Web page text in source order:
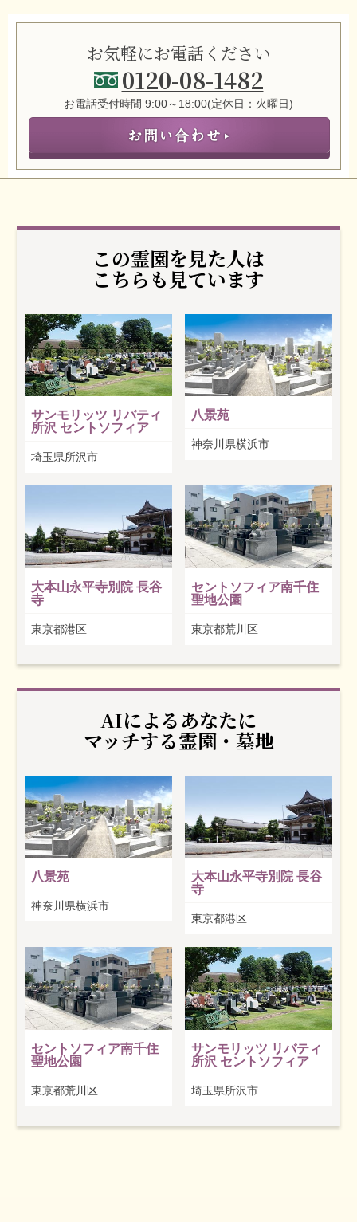
お気軽にお電話ください
0120-08-1482
お電話受付時間 9:00～18:00(定休日：火曜日)
この霊園を見た人は
こちらも見ています
サンモリッツ リバティ
所沢 セントソフィア
埼玉県所沢市
八景苑
神奈川県横浜市
大本山永平寺別院 長谷
寺
東京都港区
セントソフィア南千住
聖地公園
東京都荒川区
AIによるあなたに
マッチする霊園・墓地
八景苑
神奈川県横浜市
大本山永平寺別院 長谷
寺
東京都港区
セントソフィア南千住
聖地公園
東京都荒川区
サンモリッツ リバティ
所沢 セントソフィア
埼玉県所沢市